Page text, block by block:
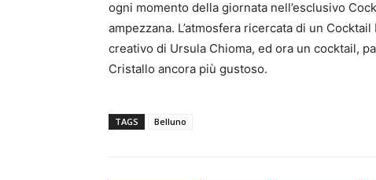
ogni momento della giornata nell’esclusivo
ampezzana. L’atmosfera ricercata di un
creativo di Ursula Chioma, ed ora un cocktail,
Cristallo ancora più gustoso.
TAGS Belluno